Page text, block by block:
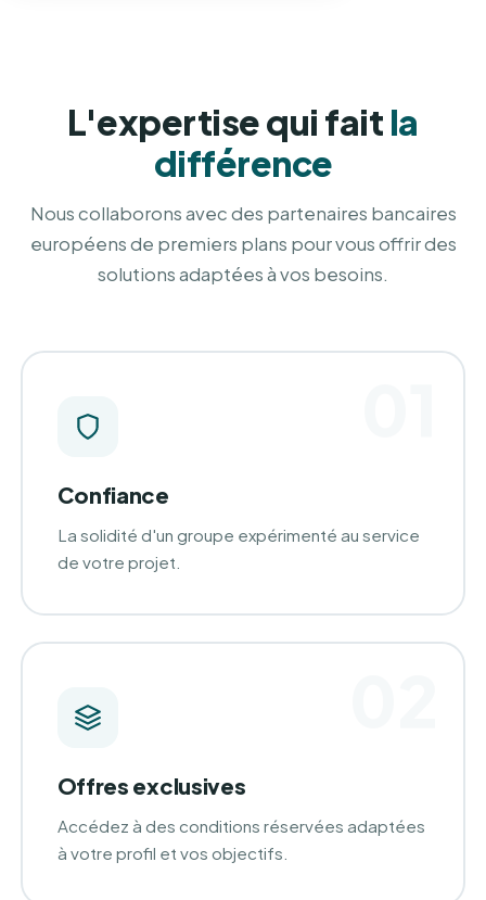
L'expertise qui fait la
différence
Nous collaborons avec des partenaires bancaires
européens de premiers plans pour vous offrir des
solutions adaptées à vos besoins.
Confiance
La solidité d'un groupe expérimenté au service
de votre projet.
Offres exclusives
Accédez à des conditions réservées adaptées
à votre profil et vos objectifs.